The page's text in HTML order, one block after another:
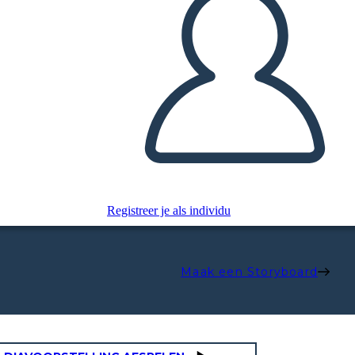
Registreer je als individu
Maak een Storyboard